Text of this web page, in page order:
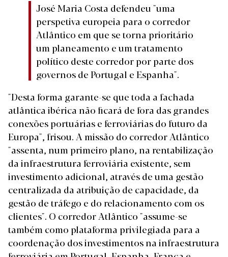
José Maria Costa defendeu "uma
perspetiva europeia para o corredor
Atlântico em que se torna prioritário
um planeamento e um tratamento
político deste corredor por parte dos
governos de Portugal e Espanha".
"Desta forma garante-se que toda a fachada
atlântica ibérica não ficará de fora das grandes
conexões portuárias e ferroviárias do futuro da
Europa", frisou. A missão do corredor Atlântico
"assenta, num primeiro plano, na rentabilização
da infraestrutura ferroviária existente, sem
investimento adicional, através de uma gestão
centralizada da atribuição de capacidade, da
gestão de tráfego e do relacionamento com os
clientes". O corredor Atlântico "assume-se
também como plataforma privilegiada para a
coordenação dos investimentos na infraestrutura